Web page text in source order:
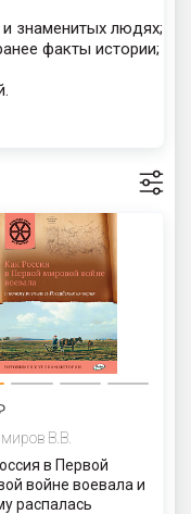
знаменитых людях;
факты истории;
В.В.
в Первой
войне воевала и
распалась